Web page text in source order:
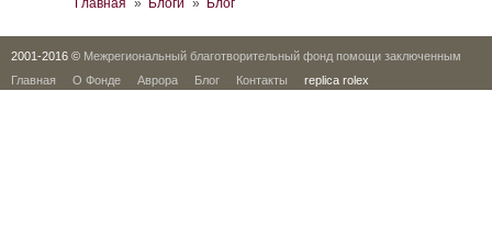
Главная » Блоги » Блог
2001-2016 © Межрегиональный благотворительный фонд помощи заключенным
Главная
О Фонде Аврора Блог Контакты replica rolex